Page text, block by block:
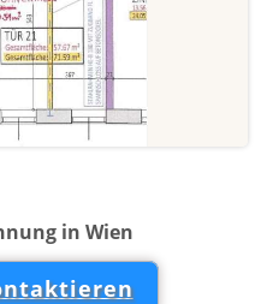
in Wien